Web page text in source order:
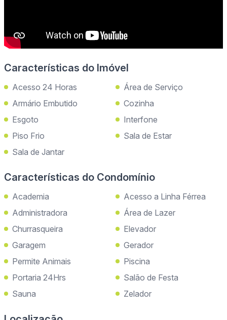
Características do Imóvel
Acesso 24 Horas
Área de Serviço
Armário Embutido
Cozinha
Esgoto
Interfone
Piso Frio
Sala de Estar
Sala de Jantar
Características do Condomínio
Academia
Acesso a Linha Férrea
Administradora
Área de Lazer
Churrasqueira
Elevador
Garagem
Gerador
Permite Animais
Piscina
Portaria 24Hrs
Salão de Festa
Sauna
Zelador